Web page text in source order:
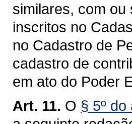
similares, com
inscritos no
no Cadastro de
cadastro de
em ato do Poder
Art. 11. O § 5º